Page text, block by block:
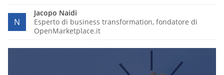
N
Jacopo Naidi
Esperto di business transformation, fondatore di
OpenMarketplace.it